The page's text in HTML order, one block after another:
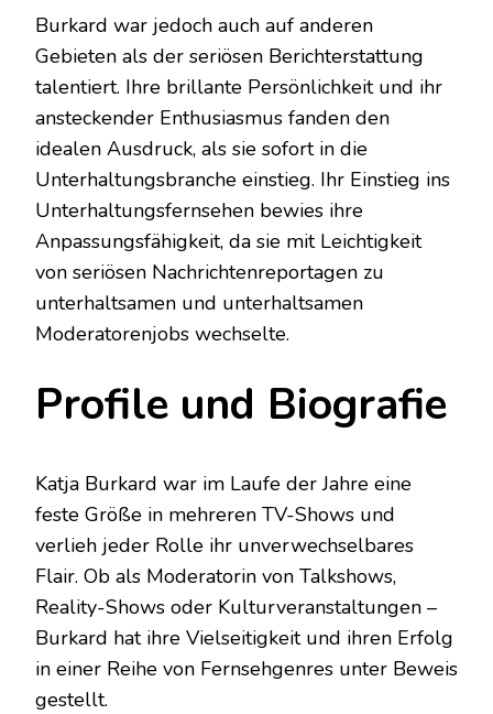
Burkard war jedoch auch auf anderen
Gebieten als der seriösen Berichterstattung
talentiert. Ihre brillante Persönlichkeit und ihr
ansteckender Enthusiasmus fanden den
idealen Ausdruck, als sie sofort in die
Unterhaltungsbranche einstieg. Ihr Einstieg ins
Unterhaltungsfernsehen bewies ihre
Anpassungsfähigkeit, da sie mit Leichtigkeit
von seriösen Nachrichtenreportagen zu
unterhaltsamen und unterhaltsamen
Moderatorenjobs wechselte.
Profile und Biografie
Katja Burkard war im Laufe der Jahre eine
feste Größe in mehreren TV-Shows und
verlieh jeder Rolle ihr unverwechselbares
Flair. Ob als Moderatorin von Talkshows,
Reality-Shows oder Kulturveranstaltungen –
Burkard hat ihre Vielseitigkeit und ihren Erfolg
in einer Reihe von Fernsehgenres unter Beweis
gestellt.